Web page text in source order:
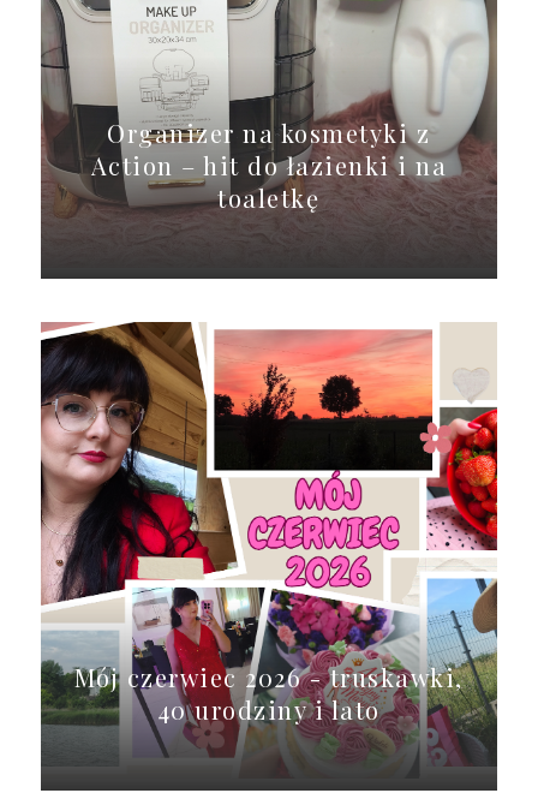
Organizer na kosmetyki z
Action – hit do łazienki i na
toaletkę
Mój czerwiec 2026 - truskawki,
40 urodziny i lato